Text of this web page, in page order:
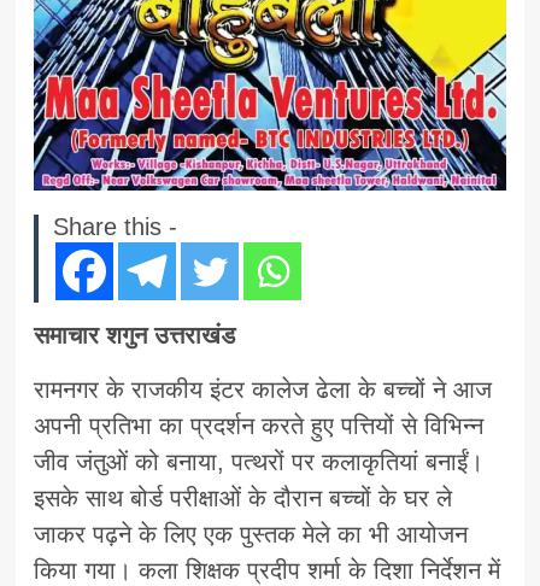
Share this -
समाचार शगुन उत्तराखंड
रामनगर के राजकीय इंटर कालेज ढेला के बच्चों ने आज
अपनी प्रतिभा का प्रदर्शन करते हुए पत्तियों से विभिन्न
जीव जंतुओं को बनाया, पत्थरों पर कलाकृतियां बनाईं।
इसके साथ बोर्ड परीक्षाओं के दौरान बच्चों के घर ले
जाकर पढ़ने के लिए एक पुस्तक मेले का भी आयोजन
किया गया। कला शिक्षक प्रदीप शर्मा के दिशा निर्देशन में